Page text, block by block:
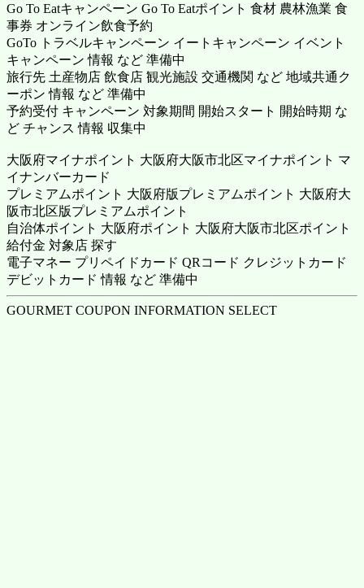
Go To Eatキャンペーン Go To Eatポイント 食材 農林漁業 食
事券 オンライン飲食予約
GoTo トラベルキャンペーン イートキャンペーン イベント
キャンペーン 情報 など 準備中
旅行先 土産物店 飲食店 観光施設 交通機関 など 地域共通ク
ーポン 情報 など 準備中
予約受付 キャンペーン 対象期間 開始スタート 開始時期 な
ど チャンス 情報 収集中
大阪府マイナポイント 大阪府大阪市北区マイナポイント マ
イナンバーカード
プレミアムポイント 大阪府版プレミアムポイント 大阪府大
阪市北区版プレミアムポイント
自治体ポイント 大阪府ポイント 大阪府大阪市北区ポイント
給付金 対象店 探す
電子マネー プリペイドカード QRコード クレジットカード
デビットカード 情報 など 準備中
GOURMET COUPON INFORMATION SELECT